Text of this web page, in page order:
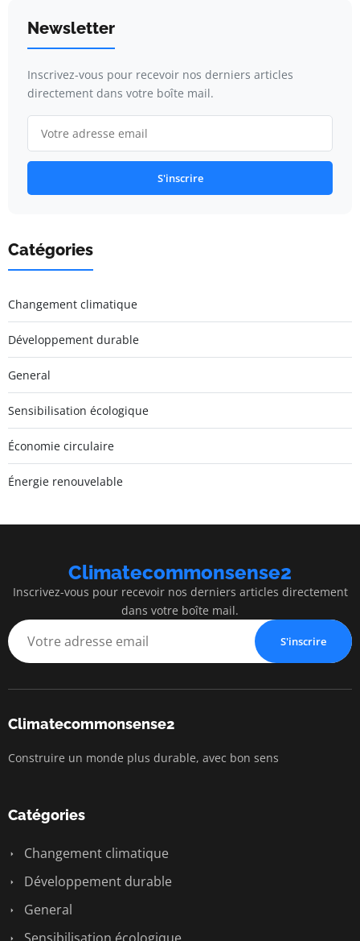
Newsletter
Inscrivez-vous pour recevoir nos derniers articles
directement dans votre boîte mail.
S'inscrire
Catégories
Changement climatique
Développement durable
General
Sensibilisation écologique
Économie circulaire
Énergie renouvelable
Climatecommonsense2
Inscrivez-vous pour recevoir nos derniers articles directement
dans votre boîte mail.
S'inscrire
Climatecommonsense2
Construire un monde plus durable, avec bon sens
Catégories
Changement climatique
Développement durable
General